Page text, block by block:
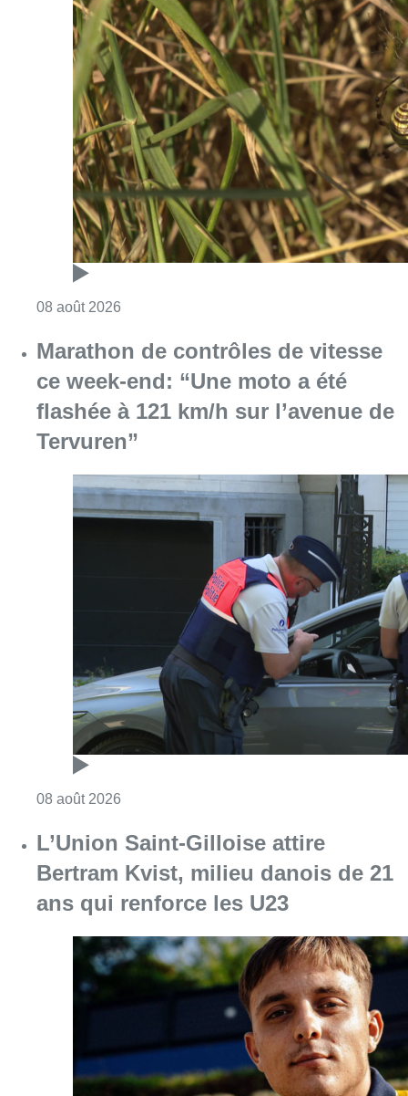
08 août 2026Consulter l'article "Au Moeraske, Bart
Marathon de contrôles de vitesse
ce week-end: “Une moto a été
flashée à 121 km/h sur l’avenue de
Tervuren”
Consulter l'article "Marathon de contrôles
L’Union Saint-Gilloise attire
Bertram Kvist, milieu danois de 21
ans qui renforce les U23
08 août 2026 Consulter l'article "L’Union Saint-Gilloise
Facebook
TwitterWhatsApp
Share